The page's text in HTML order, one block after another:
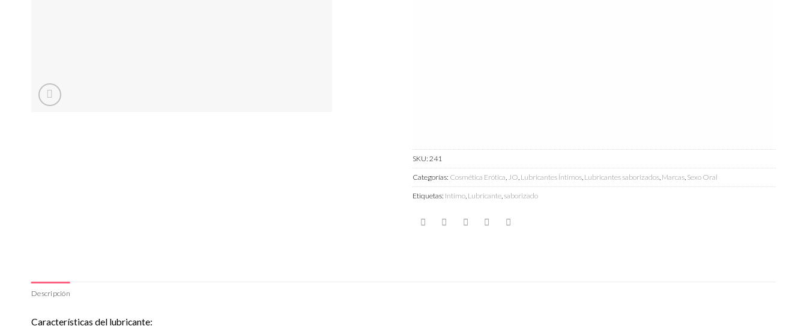
SKU: 241
Categorías: Cosmética Erótica JO Lubricantes Íntimos Lubricantes saborizados Marcas Sexo Oral
Etiquetas: Intimo Lubricante saborizado
Descripción
Características del lubricante: